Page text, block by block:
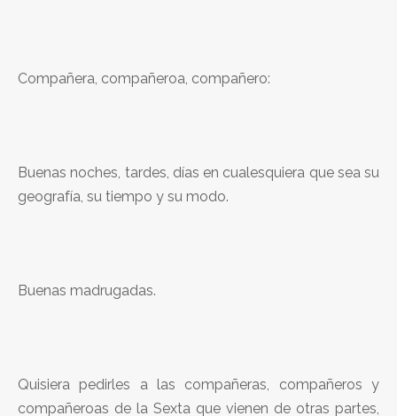
Compañera, compañeroa, compañero:
Buenas noches, tardes, días en cualesquiera que sea su
geografía, su tiempo y su modo.
Buenas madrugadas.
Quisiera pedirles a las compañeras, compañeros y
compañeroas de la Sexta que vienen de otras partes,